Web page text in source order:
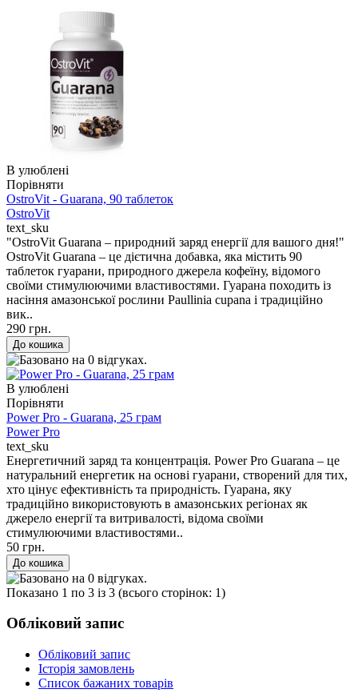
В улюблені
Порівняти
OstroVit - Guarana, 90 таблеток
OstroVit
text_sku
"OstroVit Guarana – природний заряд енергії для вашого дня!"
OstroVit Guarana – це дієтична добавка, яка містить 90
таблеток гуарани, природного джерела кофеїну, відомого
своїми стимулюючими властивостями. Гуарана походить із
насіння амазонської рослини Paullinia cupana і традиційно
вик..
290 грн.
В улюблені
Порівняти
Power Pro - Guarana, 25 грам
Power Pro
text_sku
Енергетичний заряд та концентрація​. Power Pro Guarana – це
натуральний енергетик на основі гуарани, створений для тих,
хто цінує ефективність та природність. Гуарана, яку
традиційно використовують в амазонських регіонах як
джерело енергії та витривалості, відома своїми
стимулюючими властивостями..
50 грн.
Показано 1 по 3 із 3 (всього сторінок: 1)
Обліковий запис
Обліковий запис
Історія замовлень
Список бажаних товарів